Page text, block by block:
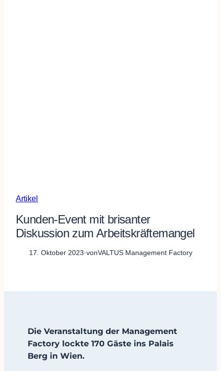
Artikel
Kunden-Event mit brisanter
Diskussion zum Arbeitskräftemangel
17. Oktober 2023·vonVALTUS Management Factory
Die Veranstaltung der Management
Factory lockte 170 Gäste ins Palais
Berg in Wien.